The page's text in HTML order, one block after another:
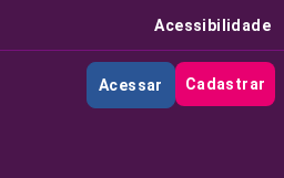
Acessibilidade
Acessar Cadastrar